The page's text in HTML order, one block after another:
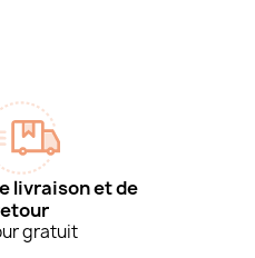
livraison et de
gratuit